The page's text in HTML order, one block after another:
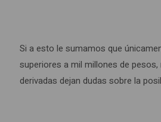
Si a esto le sumamos que
superiores a mil millones de
derivadas dejan dudas sobre la